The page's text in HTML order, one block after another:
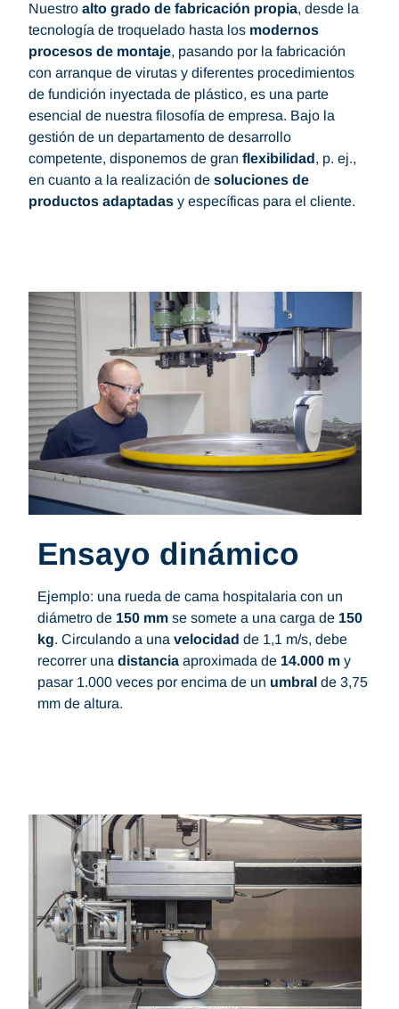
Nuestro alto grado de fabricación propia, desde la
tecnología de troquelado hasta los modernos
procesos de montaje, pasando por la fabricación
con arranque de virutas y diferentes procedimientos
de fundición inyectada de plástico, es una parte
esencial de nuestra filosofía de empresa. Bajo la
gestión de un departamento de desarrollo
competente, disponemos de gran flexibilidad, p. ej.,
en cuanto a la realización de soluciones de
productos adaptadas y específicas para el cliente.
Ensayo dinámico
Ejemplo: una rueda de cama hospitalaria con un
diámetro de 150 mm se somete a una carga de 150
kg. Circulando a una velocidad de 1,1 m/s, debe
recorrer una distancia aproximada de 14.000 m y
pasar 1.000 veces por encima de un umbral de 3,75
mm de altura.